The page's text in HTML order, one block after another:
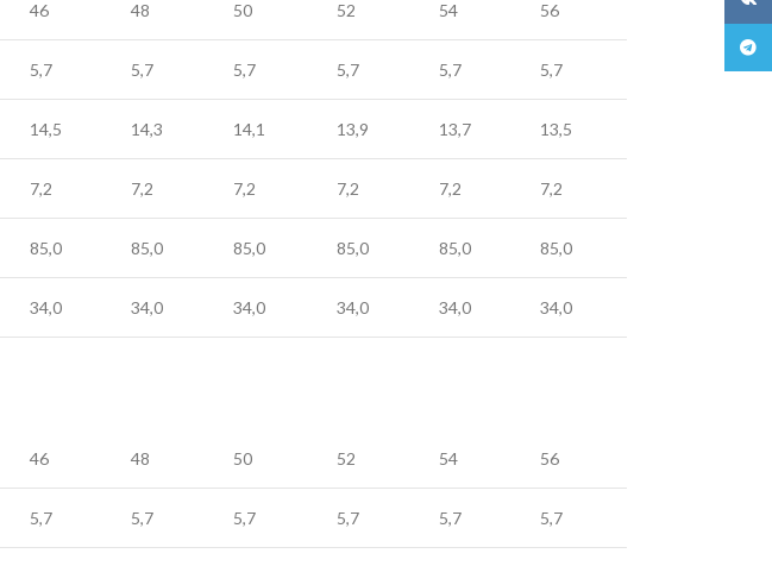
46 48 50 52 54 56
5,7 5,7 5,7 5,7 5,7 5,7
14,5 14,3 14,1 13,9 13,7 13,5
7,2 7,2 7,2 7,2 7,2 7,2
85,0 85,0 85,0 85,0 85,0 85,0
34,0 34,0 34,0 34,0 34,0 34,0
46 48 50 52 54 56
5,7 5,7 5,7 5,7 5,7 5,7